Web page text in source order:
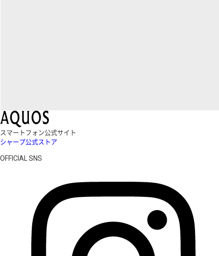
スマートフォン公式サイト
シャープ公式ストア
OFFICIAL SNS